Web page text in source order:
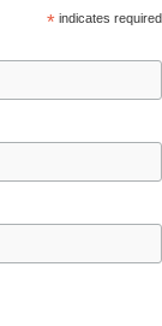
*indicates required